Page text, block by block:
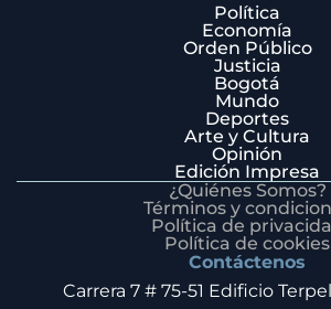
Política
Economía
Orden Público
Justicia
Bogotá
Mundo
Deportes
Arte y Cultura
Opinión
Edición Impresa
¿Quiénes Somos?
Términos y
Política de
Política de cookies
Contáctenos
Carrera 7 # 75-51 Edificio